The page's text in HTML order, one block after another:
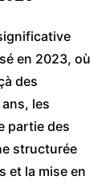
en 2023, où
des
les
partie des
structurée
et la mise en